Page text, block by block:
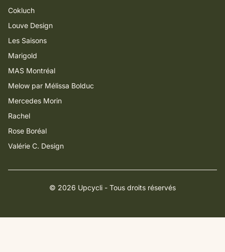
Cokluch
Louve Design
Les Saisons
Marigold
MAS Montréal
Melow par Mélissa Bolduc
Mercedes Morin
Rachel
Rose Boréal
Valérie C. Design
© 2026 Upcycli - Tous droits réservés